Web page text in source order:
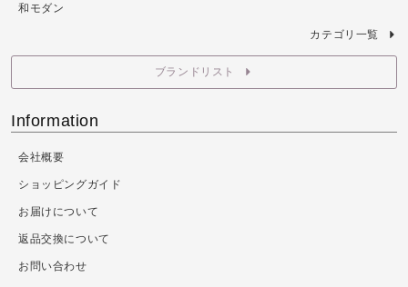
和モダン
カテゴリ一覧
ブランドリスト
Information
会社概要
ショッピングガイド
お届けについて
返品交換について
お問い合わせ